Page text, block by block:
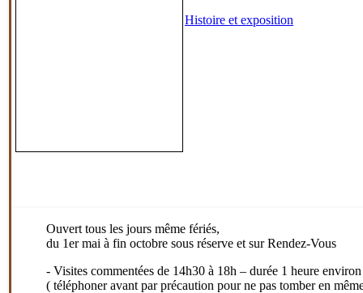
Histoire et exposition
Ouvert tous les jours même fériés,
du 1er mai à fin octobre sous réserve et sur Rendez-Vous
- Visites commentées de 14h30 à 18h – durée 1 heure environ
( téléphoner avant par précaution pour ne pas tomber en